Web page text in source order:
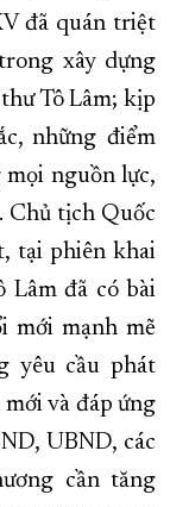
đã quán triệt
xây dựng
Tô Lâm; kịp
những điểm
nguồn lực,
Chủ tịch Quốc
tại phiên khai
Lâm đã có bài
mới mạnh mẽ
yêu cầu phát
và đáp ứng
UBND, các
cần tăng